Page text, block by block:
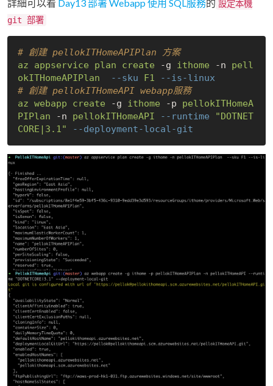
詳細可以看 Day13 部署 Webapp 使用 SQL服務的 設定本機
git 部署
# 創建 pellokITHomeAPIPlan 方案
az appservice plan create -g ithome -n pell
okITHomeAPIPlan
--sku F1
--is-linux
# 創建 pellokITHomeAPI webapp服務
az webapp create -g ithome -p pellokITHomeA
PIPlan
-n pellokITHomeAPI --runtime
"DOTNET
CORE|3.1"
--deployment-local-git